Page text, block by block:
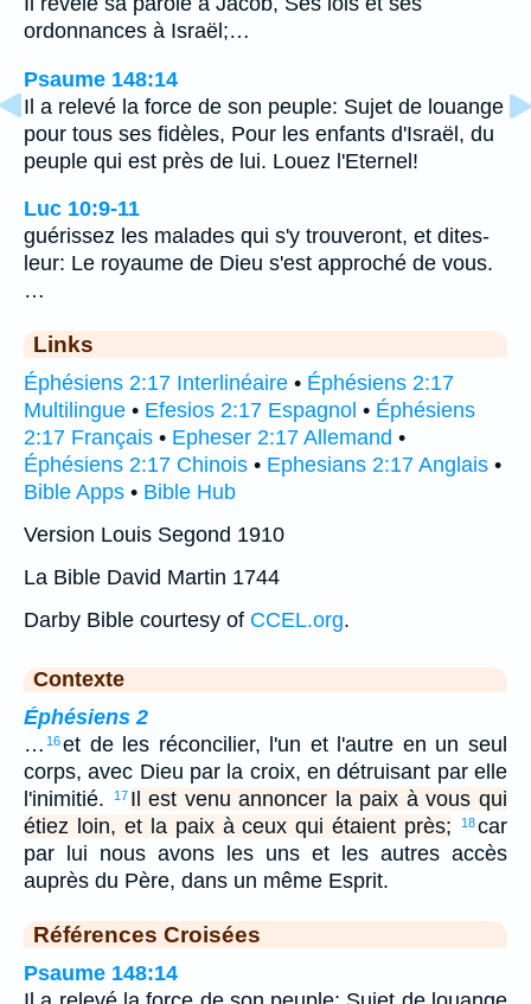
ordonnances à Israël;…
Psaume 148:14
Il a relevé la force de son peuple: Sujet de louange
pour tous ses fidèles, Pour les enfants d'Israël, du
peuple qui est près de lui. Louez l'Eternel!
Luc 10:9-11
guérissez les malades qui s'y trouveront, et dites-
leur: Le royaume de Dieu s'est approché de vous.
…
Links
Éphésiens 2:17 Interlinéaire • Éphésiens 2:17
Multilingue • Efesios 2:17 Espagnol • Éphésiens
2:17 Français • Epheser 2:17 Allemand •
Éphésiens 2:17 Chinois • Ephesians 2:17 Anglais •
Bible Apps • Bible Hub
Version Louis Segond 1910
La Bible David Martin 1744
Darby Bible courtesy of CCEL.org.
Contexte
Éphésiens 2
… 16et de les réconcilier, l'un et l'autre en un seul
corps, avec Dieu par la croix, en détruisant par elle
l'inimitié.
17 Il est venu annoncer la paix à vous qui
étiez loin, et la paix à ceux qui étaient près;
18car
par lui nous avons les uns et les autres accès
auprès du Père, dans un même Esprit.
Références Croisées
Psaume 148:14